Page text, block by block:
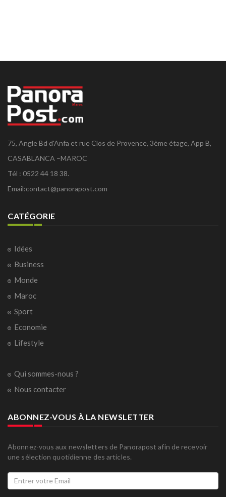
75, Angle Bd d'Anfa et rue Clos de Provence, 3ème étage, App B,
CASABLANCA –MAROC
Tél : 0522 44 18 38.
Email:contact@panorapost.com
CATÉGORIE
Idées
Business
Monde
Maroc
Sport
Economie
Lifestyle
Qui sommes-nous ?
Nous contacter
ABONNEZ-VOUS À LA NEWSLETTER
Abonnez-vous aux newsletters de Panorapost afin de recevoir
une sélection quotidienne des articles.